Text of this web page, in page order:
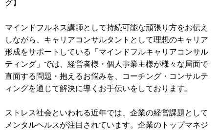
グ】
マインドフルネス講師として持続可能な頑張り方をお伝え
しながら、キャリアコンサルタントとして理想のキャリア
形成をサポートしている「マインドフルキャリアコンサル
ティング」では、経営者様・個人事業主様が様々な局面で
直面する問題・抱えるお悩みを、コーチング・コンサルテ
ィングを通じて解決に導くお手伝いをしております。
ストレス社会といわれる近年では、企業の経営課題として
メンタルヘルスが注目されています。企業のトップマネジ